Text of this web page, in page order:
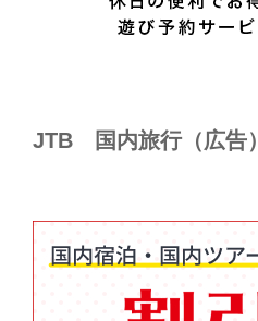
JTB 国内旅行（広告）